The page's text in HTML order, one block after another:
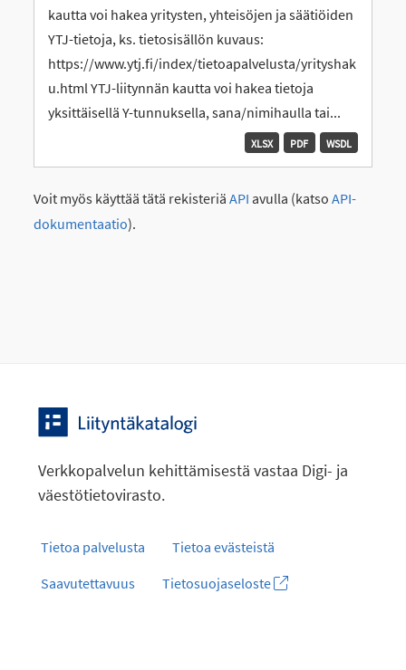
kautta voi hakea yritysten, yhteisöjen ja säätiöiden
YTJ-tietoja, ks. tietosisällön kuvaus:
https://www.ytj.fi/index/tietoapalvelusta/yrityshak
u.html YTJ-liitynnän kautta voi hakea tietoja
yksittäisellä Y-tunnuksella, sana/nimihaulla tai...
WSDL
PDF
XLSX
Voit myös käyttää tätä rekisteriä API avulla (katso API-
dokumentaatio).
Verkkopalvelun kehittämisestä vastaa Digi- ja
väestötietovirasto.
Tietoa palvelusta
Tietoa evästeistä
Saavutettavuus
Tietosuojaseloste